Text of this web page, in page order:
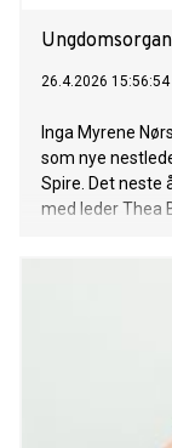
26.4.2026 15:56:54
Inga Myrene
som nye
Spire. Det neste
med leder Thea